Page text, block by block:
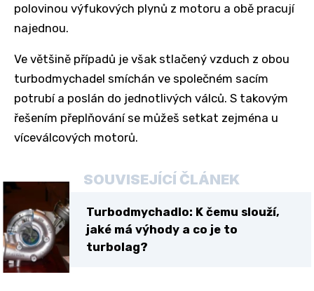
polovinou výfukových plynů z motoru a obě pracují
najednou.
Ve většině případů je však stlačený vzduch z obou
turbodmychadel smíchán ve společném sacím
potrubí a poslán do jednotlivých válců. S takovým
řešením přeplňování se můžeš setkat zejména u
víceválcových motorů.
SOUVISEJÍCÍ ČLÁNEK
Turbodmychadlo: K čemu slouží,
jaké má výhody a co je to
turbolag?